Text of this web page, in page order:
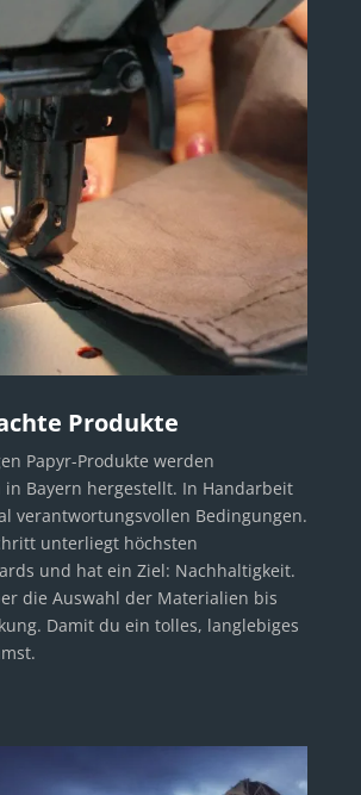
Produkte
Papyr-Produkte werden
in Bayern hergestellt. In Handarbeit
verantwortungsvollen Bedingungen.
unterliegt höchsten
und hat ein Ziel: Nachhaltigkeit.
die Auswahl der Materialien bis
Damit du ein tolles, langlebiges